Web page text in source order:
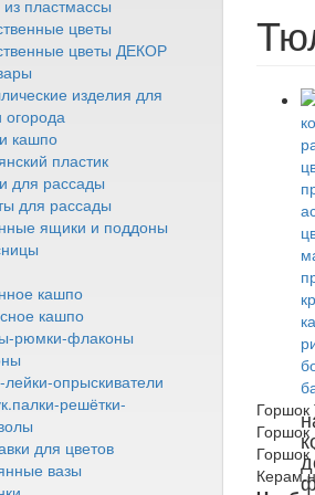
пластмассы
цветы
цветы ДЕКОР
изделия для
огорода
кашпо
пластик
для рассады
для рассады
ящики и поддоны
кашпо
кашпо
рюмки-флаконы
опрыскиватели
решётки-
для цветов
вазы
Горшок
Горшок
Горшок